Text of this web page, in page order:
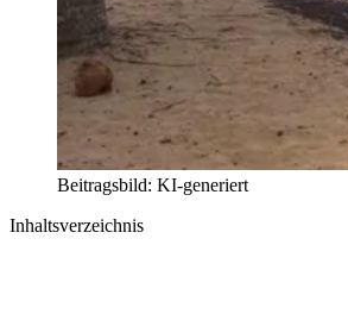
Beitragsbild: KI-generiert
Inhaltsverzeichnis